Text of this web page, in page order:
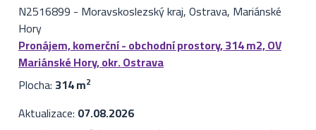
N2516899 - Moravskoslezský kraj, Ostrava, Mariánské
Hory
Pronájem, komerční - obchodní prostory, 314 m2, OV
Mariánské Hory, okr. Ostrava
Plocha: 314 m2
Aktualizace: 07.08.2026